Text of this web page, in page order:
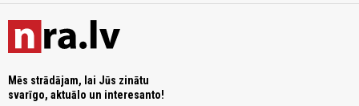
Mēs strādājam, lai Jūs zinātu
svarīgo, aktuālo un interesanto!